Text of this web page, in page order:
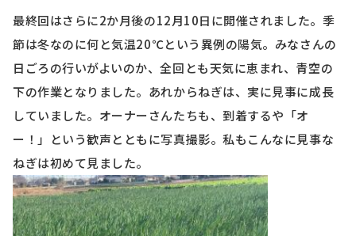
最終回はさらに2か月後の12月10日に開催されました。季
節は冬なのに何と気温20℃という異例の陽気。みなさんの
日ごろの行いがよいのか、全回とも天気に恵まれ、青空の
下の作業となりました。あれからねぎは、実に見事に成長
していました。オーナーさんたちも、到着するや「オ
ー！」という歓声とともに写真撮影。私もこんなに見事な
ねぎは初めて見ました。